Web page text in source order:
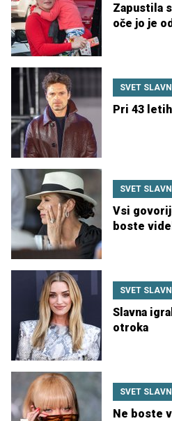
Zapustila
oče jo je
SVET
Pri 43
SVET
Vsi
boste
SVET
Slavna
otroka
SVET
Ne boste